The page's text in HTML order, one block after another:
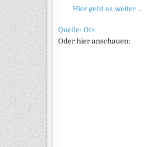
Hier geht es weiter …
Quelle: Ots
Oder hier anschauen: